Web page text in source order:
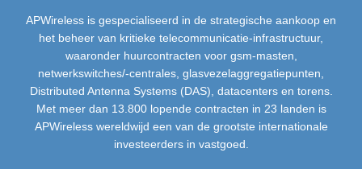
APWireless is gespecialiseerd in de strategische aankoop en
het beheer van kritieke telecommunicatie-infrastructuur,
waaronder huurcontracten voor gsm-masten,
netwerkswitches/-centrales, glasvezelaggregatiepunten,
Distributed Antenna Systems (DAS), datacenters en torens.
Met meer dan 13.800 lopende contracten in 23 landen is
APWireless wereldwijd een van de grootste internationale
investeerders in vastgoed.